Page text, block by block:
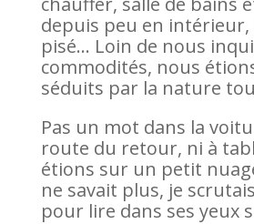
depuis peu en intérieur,
pisé… Loin de nous
commodités, nous
séduits par la nature
Pas un mot dans la
route du retour, ni à
étions sur un petit
ne savait plus, je
pour lire dans ses yeux